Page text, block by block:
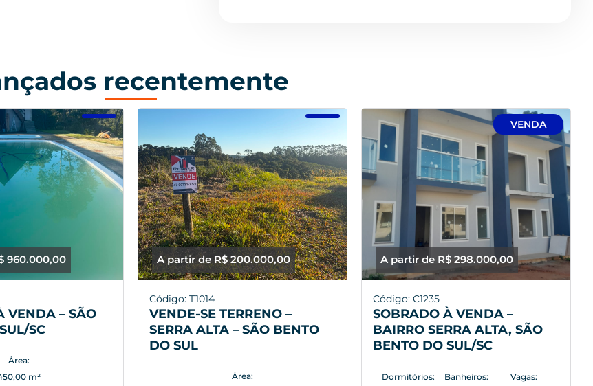
recentemente
960.000,00
VENDA – SÃO
SC
Área:
m²
A partir de R$ 200.000,00
Código: T1014
VENDE-SE TERRENO –
SERRA ALTA – SÃO BENTO
DO SUL
Área:
A partir de R$ 298.000,00
VENDA
Código: C1235
SOBRADO À VENDA –
BAIRRO SERRA ALTA, SÃO
BENTO DO SUL/SC
Dormitórios:
Banheiros:
Vagas: